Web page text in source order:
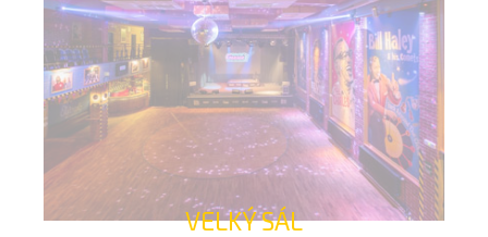
VELKÝ SÁL